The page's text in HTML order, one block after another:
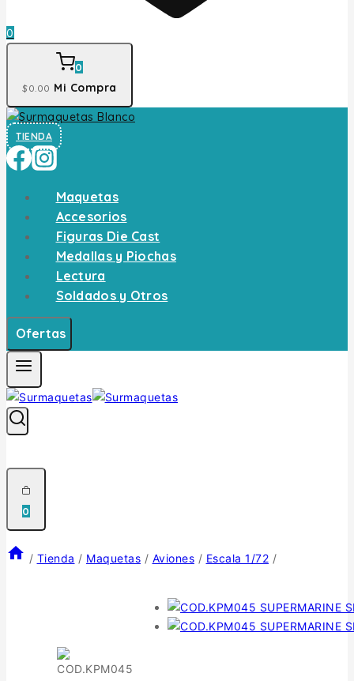
0
0
$0 .00 Mi Compra
TIENDA
Maquetas
Accesorios
Figuras Die Cast
Medallas y Piochas
Lectura
Soldados y Otros
Ofertas
0
/ Tienda / Maquetas / Aviones / Escala 1/72 /